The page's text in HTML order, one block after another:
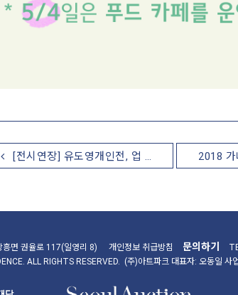
[전시연장] 유도영개인전, 업 … 2018 가
면 권율로 117(일영리 8) 개인정보 취급방침 문의하기
ALL RIGHTS RESERVED. (주)아트파크 대표자: 오동일 사